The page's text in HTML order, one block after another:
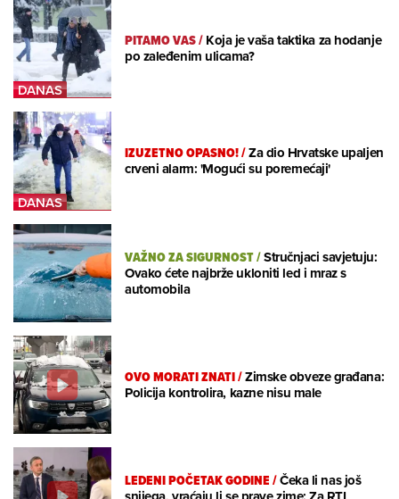
PITAMO VAS/Koja je vaša taktika za hodanje
po zaleđenim ulicama?
IZUZETNO OPASNO!/Za dio Hrvatske upaljen
crveni alarm: 'Mogući su poremećaji'
VAŽNO ZA SIGURNOST/Stručnjaci savjetuju:
Ovako ćete najbrže ukloniti led i mraz s
automobila
OVO MORATI ZNATI/Zimske obveze građana:
Policija kontrolira, kazne nisu male
LEDENI POČETAK GODINE/Čeka li nas još